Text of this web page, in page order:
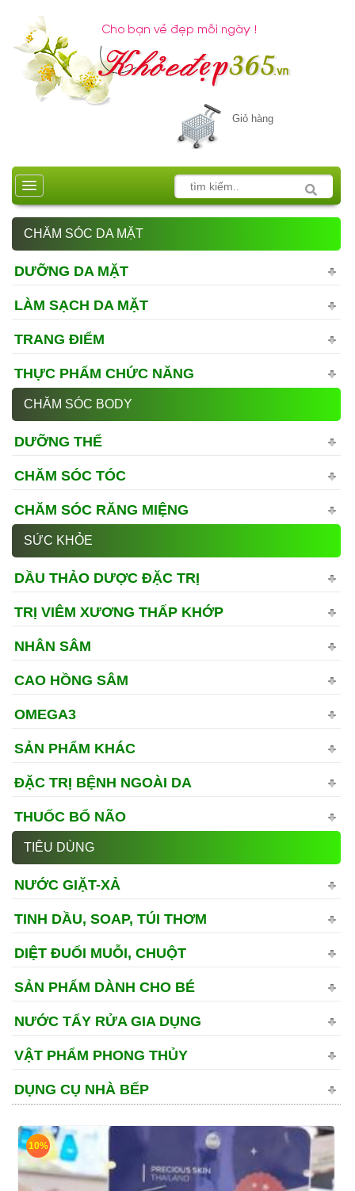
Giỏ hàng
CHĂM SÓC DA MẶT
DƯỠNG DA MẶT
LÀM SẠCH DA MẶT
TRANG ĐIỂM
THỰC PHẨM CHỨC NĂNG
CHĂM SÓC BODY
DƯỠNG THỂ
CHĂM SÓC TÓC
CHĂM SÓC RĂNG MIỆNG
SỨC KHỎE
DẦU THẢO DƯỢC ĐẶC TRỊ
TRỊ VIÊM XƯƠNG THẤP KHỚP
NHÂN SÂM
CAO HỒNG SÂM
OMEGA3
SẢN PHẨM KHÁC
ĐẶC TRỊ BỆNH NGOÀI DA
THUỐC BỔ NÃO
TIÊU DÙNG
NƯỚC GIẶT-XẢ
TINH DẦU, SOAP, TÚI THƠM
DIỆT ĐUỔI MUỖI, CHUỘT
SẢN PHẨM DÀNH CHO BÉ
NƯỚC TẨY RỬA GIA DỤNG
VẬT PHẨM PHONG THỦY
DỤNG CỤ NHÀ BẾP
10%